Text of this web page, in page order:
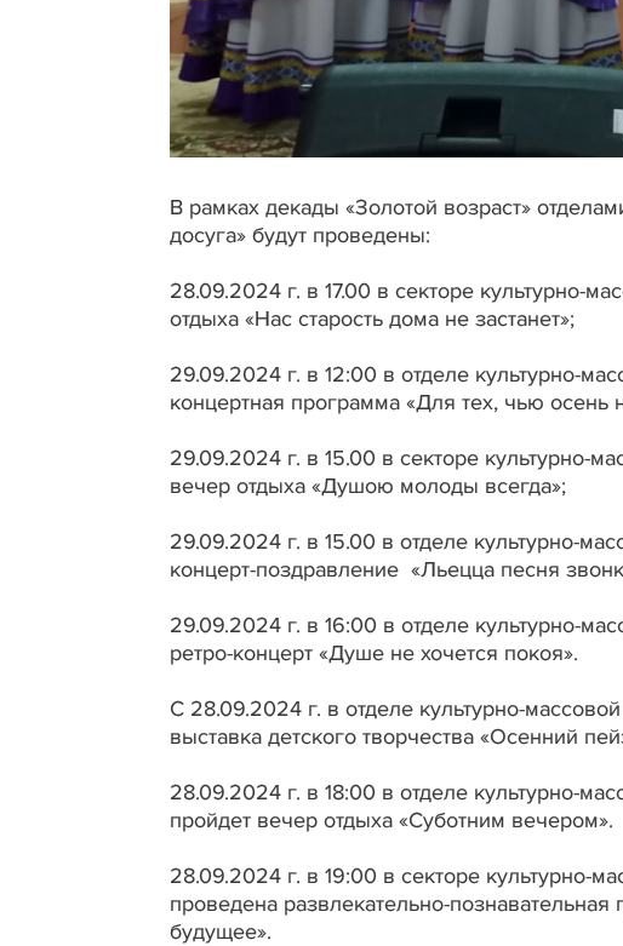
В рамках декады «Золотой возраст»
досуга» будут проведены:
28.09.2024 г. в 17.00 в секторе культурно-
отдыха «Нас старость дома не застанет»;
29.09.2024 г. в 12:00 в отделе культурно-
концертная программа «Для тех, чью осень
29.09.2024 г. в 15.00 в секторе культурно-
вечер отдыха «Душою молоды всегда»;
29.09.2024 г. в 15.00 в отделе культурно-
концерт-поздравление «Льецца песня
29.09.2024 г. в 16:00 в отделе культурно-
ретро-концерт «Душе не хочется покоя».
С 28.09.2024 г. в отделе культурно-
выставка детского творчества «Осенний
28.09.2024 г. в 18:00 в отделе культурно-
пройдет вечер отдыха «Суботним вечером».
28.09.2024 г. в 19:00 в секторе культурно-
проведена развлекательно-
будущее».